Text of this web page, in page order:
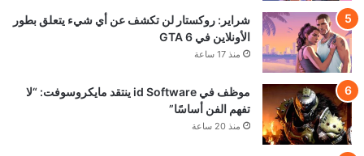
شراير: روكستار لن تكشف عن أي شيء يتعلق بطور
الأونلاين في GTA 6
منذ 17 ساعة
موظف في id Software ينتقد مايكروسوفت: “لا
تفهم الفن أساسًا”
منذ 20 ساعة